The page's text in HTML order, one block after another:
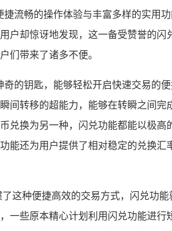
流畅的操作体验与丰富多样的实用
却惊讶地发现，这一备受赞誉的
们带来了诸多不便。
的钥匙，能够轻松开启快速交易的
转移的超能力，能够在转瞬之间
换为另一种，闪兑功能都能以极
还为用户提供了相对稳定的兑换
这种便捷高效的交易方式，闪兑功
些原本精心计划利用闪兑功能进